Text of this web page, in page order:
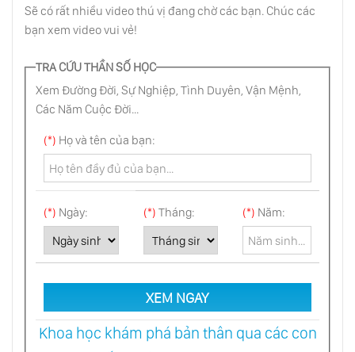
Cách Đơn Giản Để Từ Bỏ Thói Quen Xấu
Cái Giá Của Sự Tủi Nhục
Nối Khổ Từ Việc Từ Chối Nhận Thông Tin
Sức Mạnh Của Sự Nhạy Cảm
Câu Trả Lời Kỳ Lạ Cho Bài Kiểm Tra Tâm Lý
Sẽ có rất nhiều video thú vị đang chờ các bạn. Chúc các
bạn xem video vui vẻ!
TRA CỨU THẦN SỐ HỌC
Xem Đường Đời, Sự Nghiệp, Tình Duyên, Vận Mệnh,
Các Năm Cuộc Đời...
(*) Họ và tên của bạn:
(*) Ngày: (*) Tháng: (*) Năm:
XEM NGAY
Khoa học khám phá bản thân qua các con